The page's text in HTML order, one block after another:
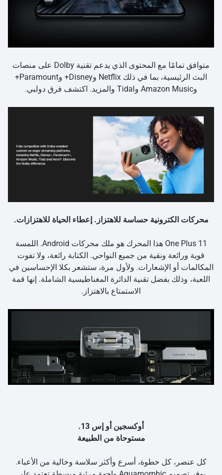
متوافق تمامًا مع المحتوى الذي يدعم تقنية Dolby على منصات
البث الرئيسية، بما في ذلك Netflix وDisney+ وParamount+
وAmazon Music وTidal والمزيد. اكتشف فرق دولبي.
محركات الكترونية حساسة للاهتزاز. إعطاء الحياة للاهتزازات.
One Plus 11 هذا المحرك هو ملك محركات Android. اللمسة
قوية ورائعة ونقية من جميع النواحي. الكتابة رائعة، ولا تفوت
المكالمات أو الإشعارات. ولأول مرة، ستشعر بكلا الإحساسين في
اللعبة، وذلك بفضل تقنية الدائرة المغناطيسية الشاملة. إنها قمة
الاستمتاع بالاهتزاز.
أوكسجين أو إس 13.
مستوحاة من الطبيعة
كل عنصر، كل خطوة، أسرع وأكثر سلاسة وخالية من الأعباء.